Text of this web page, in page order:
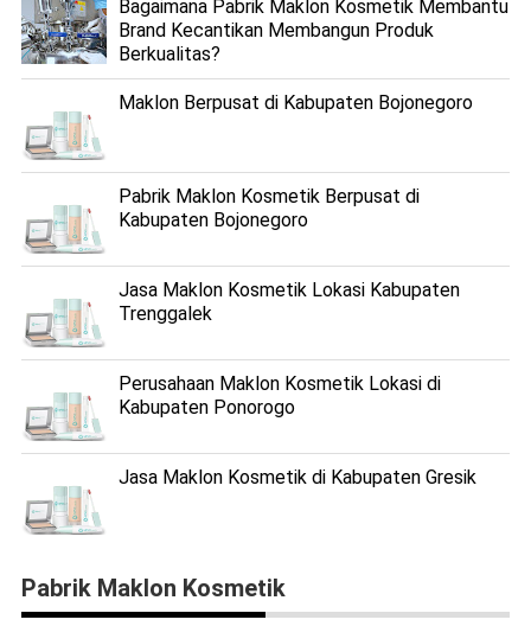
Bagaimana Pabrik Maklon Kosmetik Membantu
Brand Kecantikan Membangun Produk
Berkualitas?
Maklon Berpusat di Kabupaten Bojonegoro
Pabrik Maklon Kosmetik Berpusat di
Kabupaten Bojonegoro
Jasa Maklon Kosmetik Lokasi Kabupaten
Trenggalek
Perusahaan Maklon Kosmetik Lokasi di
Kabupaten Ponorogo
Jasa Maklon Kosmetik di Kabupaten Gresik
Pabrik Maklon Kosmetik